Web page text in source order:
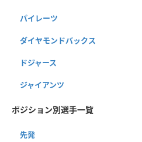
パイレーツ
ダイヤモンドバックス
ドジャース
ジャイアンツ
ポジション別選手一覧
先発